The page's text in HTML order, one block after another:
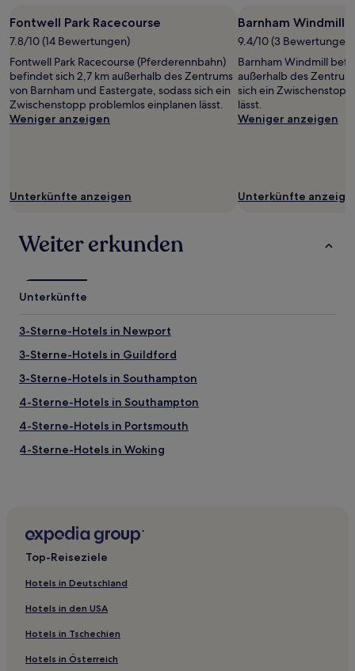
Fontwell Park Racecourse
7.8/10 (14 Bewertungen)
Fontwell Park Racecourse (Pferderennbahn)
befindet sich 2,7 km außerhalb des Zentrums
von Barnham und Eastergate, sodass sich ein
Zwischenstopp problemlos einplanen lässt.
Weniger anzeigen
Unterkünfte anzeigen
Barnham Windmill
9.4/10 (3 Bewertungen)
Barnham Windmill
außerhalb des
sich ein
lässt.
Weniger anzeigen
Unterkünfte
Weiter erkunden
Unterkünfte
3-Sterne-Hotels in Newport
3-Sterne-Hotels in Guildford
3-Sterne-Hotels in Southampton
4-Sterne-Hotels in Southampton
4-Sterne-Hotels in Portsmouth
4-Sterne-Hotels in Woking
Ferienwohnungen in Kemptown
Ferienwohnungen in Portsmouth
B&B in Worthing
Ferienwohnungen in Worthing
B&B in Brighton
Ferienwohnungen in Brighton
Top-Reiseziele
Hotels in Deutschland
Hotels in den USA
Hotels in Tschechien
Hotels in Österreich